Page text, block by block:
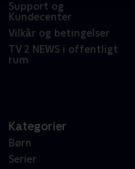
Support og
Kundecenter
Vilkår og betingelser
TV 2 NEWS i offentligt
rum
Kategorier
Børn
Serier